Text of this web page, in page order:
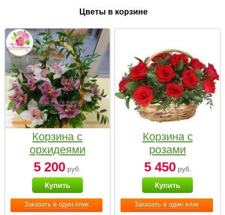
Цветы в корзине
Заказать в один клик
Корзина с
орхидеями
малая
5 200 руб.
Купить
Заказать в один клик
Корзина с
розами
«Красный
Париж»
5 450руб.
Купить